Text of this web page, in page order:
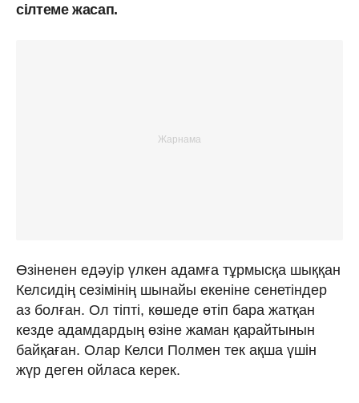
сілтеме жасап.
Өзіненен едәуір үлкен адамға тұрмысқа шыққан
Келсидің сезімінің шынайы екеніне сенетіндер
аз болған. Ол тіпті, көшеде өтіп бара жатқан
кезде адамдардың өзіне жаман қарайтынын
байқаған. Олар Келси Полмен тек ақша үшін
жүр деген ойласа керек.